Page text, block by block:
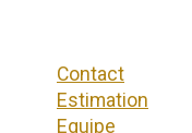
contact
estimation
equipe